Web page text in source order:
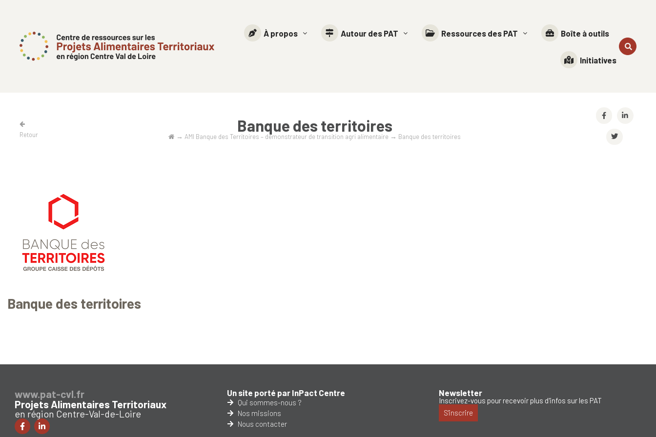
À propos Autour des PAT Ressources des PAT Boîte à outils
Initiatives
Retour Banque des territoires
→ AMI Banque des Territoires – démonstrateur de transition agri alimentaire → Banque des territoires
Banque des territoires
www.pat-cvl.fr
Projets Alimentaires Territoriaux
en région Centre-Val-de-Loire
Un site porté par InPact Centre
Qui sommes-nous ?
Nos missions
Nous contacter
Newsletter
Inscrivez-vous pour recevoir plus d'infos sur les PAT
S'inscrire